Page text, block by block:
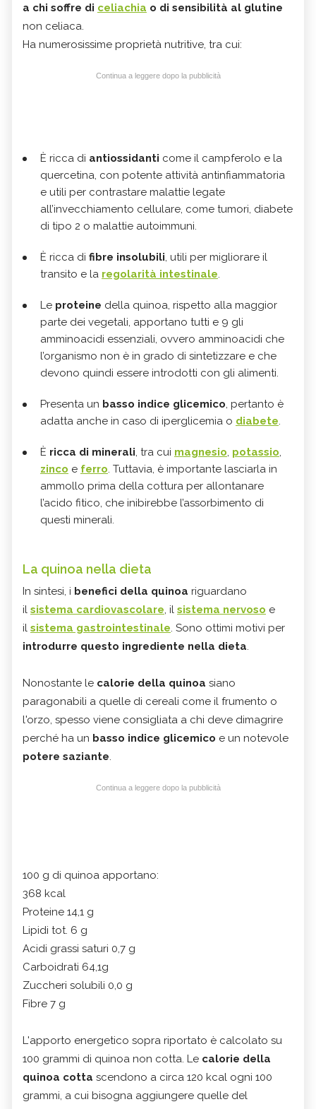
a chi soffre di celiachia o di sensibilità al glutine
non celiaca.
Ha numerosissime proprietà nutritive, tra cui:
Continua a leggere dopo la pubblicità
È ricca di antiossidanti come il campferolo e la
quercetina, con potente attività antinfiammatoria
e utili per contrastare malattie legate
all’invecchiamento cellulare, come tumori, diabete
di tipo 2 o malattie autoimmuni.
È ricca di fibre insolubili, utili per migliorare il
transito e la regolarità intestinale.
Le proteine della quinoa, rispetto alla maggior
parte dei vegetali, apportano tutti e 9 gli
amminoacidi essenziali, ovvero amminoacidi che
l’organismo non è in grado di sintetizzare e che
devono quindi essere introdotti con gli alimenti.
Presenta un basso indice glicemico, pertanto è
adatta anche in caso di iperglicemia o diabete.
È ricca di minerali, tra cui magnesio, potassio,
zinco e ferro. Tuttavia, è importante lasciarla in
ammollo prima della cottura per allontanare
l’acido fitico, che inibirebbe l’assorbimento di
questi minerali.
La quinoa nella dieta
In sintesi, i benefici della quinoa riguardano
il sistema cardiovascolare, il sistema nervoso e
il sistema gastrointestinale. Sono ottimi motivi per
introdurre questo ingrediente nella dieta.
Nonostante le calorie della quinoa siano
paragonabili a quelle di cereali come il frumento o
l'orzo, spesso viene consigliata a chi deve dimagrire
perché ha un basso indice glicemico e un notevole
potere saziante.
Continua a leggere dopo la pubblicità
100 g di quinoa apportano:
368 kcal
Proteine 14,1 g
Lipidi tot. 6 g
Acidi grassi saturi 0,7 g
Carboidrati 64,1g
Zuccheri solubili 0,0 g
Fibre 7 g
L'apporto energetico sopra riportato è calcolato su
100 grammi di quinoa non cotta. Le calorie della
quinoa cotta scendono a circa 120 kcal ogni 100
grammi, a cui bisogna aggiungere quelle del